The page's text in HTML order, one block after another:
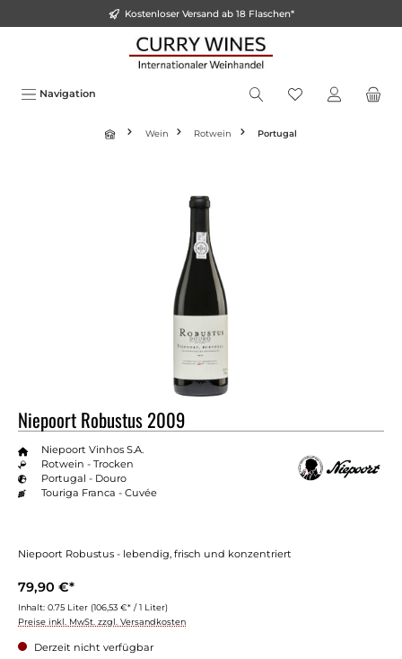
Kostenloser Versand ab 18 Flaschen*
Navigation
Wein Rotwein Portugal
Niepoort Robustus 2009
Niepoort Vinhos S.A.
Rotwein - Trocken
Portugal - Douro
Touriga Franca - Cuvée
Niepoort Robustus - lebendig, frisch und konzentriert
79,90 €*
Inhalt: 0.75 Liter (106,53 €* / 1 Liter)
Preise inkl. MwSt. zzgl. Versandkosten
Derzeit nicht verfügbar